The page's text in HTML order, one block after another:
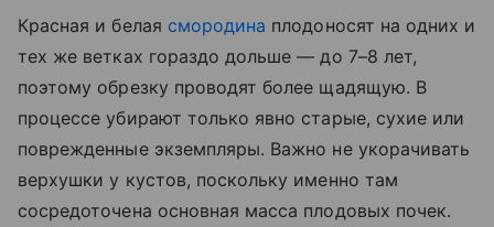
Красная и белая смородина плодоносят на одних и
тех же ветках гораздо дольше — до 7–8 лет,
поэтому обрезку проводят более щадящую. В
процессе убирают только явно старые, сухие или
поврежденные экземпляры. Важно не укорачивать
верхушки у кустов, поскольку именно там
сосредоточена основная масса плодовых почек.